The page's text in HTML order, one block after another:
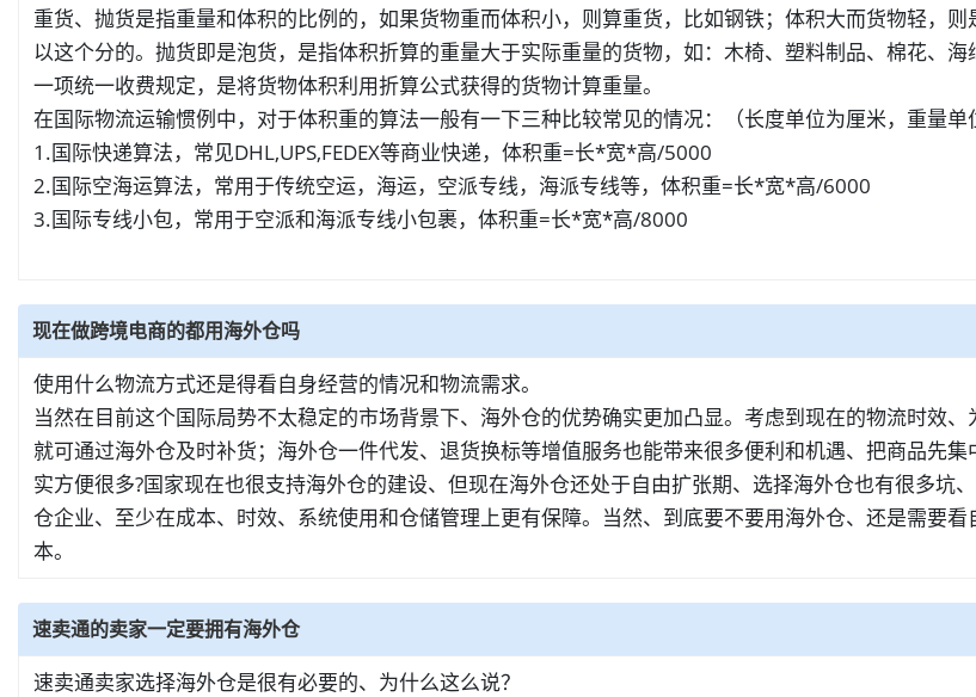
重货、抛货是指重量和体积的比例的，如果货物重而体积小，则算重货，比如钢铁；体积大而货物轻，
以这个分的。抛货即是泡货，是指体积折算的重量大于实际重量的货物，如：木椅、塑料制品、棉花、
一项统一收费规定，是将货物体积利用折算公式获得的货物计算重量。
在国际物流运输惯例中，对于体积重的算法一般有一下三种比较常见的情况：（长度单位为厘米，重量单
1.国际快递算法，常见DHL,UPS,FEDEX等商业快递，体积重=长*宽*高/5000
2.国际空海运算法，常用于传统空运，海运，空派专线，海派专线等，体积重=长*宽*高/6000
3.国际专线小包，常用于空派和海派专线小包裹，体积重=长*宽*高/8000
现在做跨境电商的都用海外仓吗
使用什么物流方式还是得看自身经营的情况和物流需求。
当然在目前这个国际局势不太稳定的市场背景下、海外仓的优势确实更加凸显。考虑到现在的物流时效
就可通过海外仓及时补货；海外仓一件代发、退货换标等增值服务也能带来很多便利和机遇、把商品先
实方便很多?国家现在也很支持海外仓的建设、但现在海外仓还处于自由扩张期、选择海外仓也有很多
仓企业、至少在成本、时效、系统使用和仓储管理上更有保障。当然、到底要不要用海外仓、还是需要
本。
速卖通的卖家一定要拥有海外仓
速卖通卖家选择海外仓是很有必要的、为什么这么说？